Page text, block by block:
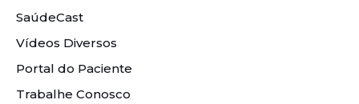
SaúdeCast
Vídeos Diversos
Portal do Paciente
Trabalhe Conosco